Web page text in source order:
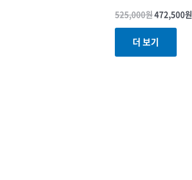
525,000원472,500원
더 보기